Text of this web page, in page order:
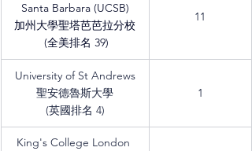
Santa Barbara (UCSB)
加州大學聖塔芭芭拉分校
(全美排名 39)
11
University of St Andrews
聖安德魯斯大學
(英國排名 4)
1
King's College London